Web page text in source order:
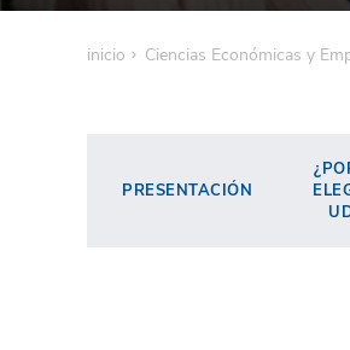
inicio Ciencias Económicas y
PRESENTACIÓN